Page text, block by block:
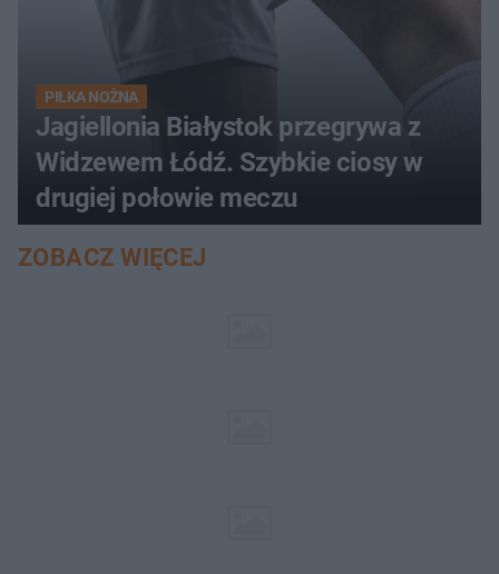
PIŁKA NOŻNA
Jagiellonia Białystok przegrywa z
Widzewem Łódź. Szybkie ciosy w
drugiej połowie meczu
ZOBACZ WIĘCEJ